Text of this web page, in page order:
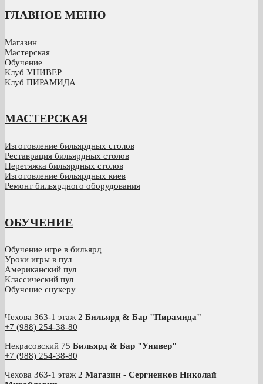
ГЛАВНОЕ МЕНЮ
Магазин
Мастерская
Обучение
Клуб УНИВЕР
Клуб ПИРАМИДА
МАСТЕРСКАЯ
Изготовление бильярдных столов
Реставрация бильярдных столов
Перетяжка бильярдных столов
Изготовление бильярдных киев
Ремонт бильярдного оборудования
ОБУЧЕНИЕ
Обучение игре в бильярд
Уроки игры в пул
Американский пул
Классический пул
Обучение снукеру
Чехова 363-1 этаж 2 Бильярд & Бар "Пирамида"
+7 (988) 254-38-80
Некрасовский 75 Бильярд & Бар "Универ"
+7 (988) 254-38-80
Чехова 363-1 этаж 2 Магазин - Сергиенков Николай